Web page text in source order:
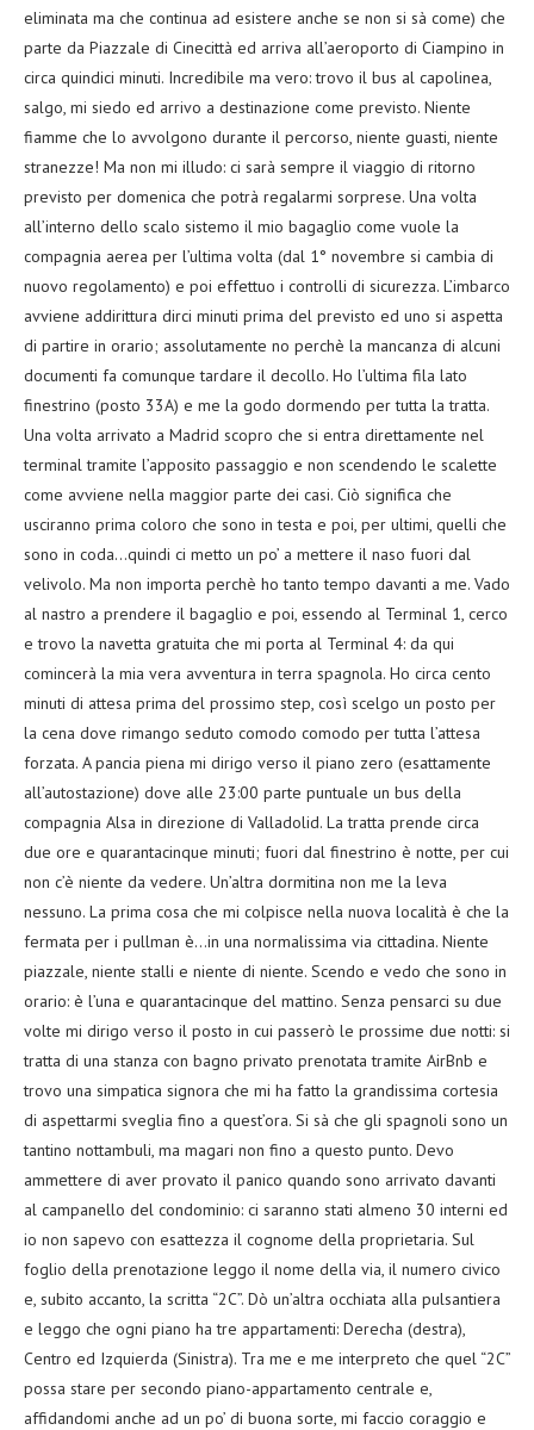
eliminata ma che continua ad esistere anche se non si sà come) che
parte da Piazzale di Cinecittà ed arriva all’aeroporto di Ciampino in
circa quindici minuti. Incredibile ma vero: trovo il bus al capolinea,
salgo, mi siedo ed arrivo a destinazione come previsto. Niente
fiamme che lo avvolgono durante il percorso, niente guasti, niente
stranezze! Ma non mi illudo: ci sarà sempre il viaggio di ritorno
previsto per domenica che potrà regalarmi sorprese. Una volta
all’interno dello scalo sistemo il mio bagaglio come vuole la
compagnia aerea per l’ultima volta (dal 1° novembre si cambia di
nuovo regolamento) e poi effettuo i controlli di sicurezza. L’imbarco
avviene addirittura dirci minuti prima del previsto ed uno si aspetta
di partire in orario; assolutamente no perchè la mancanza di alcuni
documenti fa comunque tardare il decollo. Ho l’ultima fila lato
finestrino (posto 33A) e me la godo dormendo per tutta la tratta.
Una volta arrivato a Madrid scopro che si entra direttamente nel
terminal tramite l’apposito passaggio e non scendendo le scalette
come avviene nella maggior parte dei casi. Ciò significa che
usciranno prima coloro che sono in testa e poi, per ultimi, quelli che
sono in coda…quindi ci metto un po’ a mettere il naso fuori dal
velivolo. Ma non importa perchè ho tanto tempo davanti a me. Vado
al nastro a prendere il bagaglio e poi, essendo al Terminal 1, cerco
e trovo la navetta gratuita che mi porta al Terminal 4: da qui
comincerà la mia vera avventura in terra spagnola. Ho circa cento
minuti di attesa prima del prossimo step, così scelgo un posto per
la cena dove rimango seduto comodo comodo per tutta l’attesa
forzata. A pancia piena mi dirigo verso il piano zero (esattamente
all’autostazione) dove alle 23:00 parte puntuale un bus della
compagnia Alsa in direzione di Valladolid. La tratta prende circa
due ore e quarantacinque minuti; fuori dal finestrino è notte, per cui
non c’è niente da vedere. Un’altra dormitina non me la leva
nessuno. La prima cosa che mi colpisce nella nuova località è che la
fermata per i pullman è…in una normalissima via cittadina. Niente
piazzale, niente stalli e niente di niente. Scendo e vedo che sono in
orario: è l’una e quarantacinque del mattino. Senza pensarci su due
volte mi dirigo verso il posto in cui passerò le prossime due notti: si
tratta di una stanza con bagno privato prenotata tramite AirBnb e
trovo una simpatica signora che mi ha fatto la grandissima cortesia
di aspettarmi sveglia fino a quest’ora. Si sà che gli spagnoli sono un
tantino nottambuli, ma magari non fino a questo punto. Devo
ammettere di aver provato il panico quando sono arrivato davanti
al campanello del condominio: ci saranno stati almeno 30 interni ed
io non sapevo con esattezza il cognome della proprietaria. Sul
foglio della prenotazione leggo il nome della via, il numero civico
e, subito accanto, la scritta “2C”. Dò un’altra occhiata alla pulsantiera
e leggo che ogni piano ha tre appartamenti: Derecha (destra),
Centro ed Izquierda (Sinistra). Tra me e me interpreto che quel “2C”
possa stare per secondo piano-appartamento centrale e,
affidandomi anche ad un po’ di buona sorte, mi faccio coraggio e